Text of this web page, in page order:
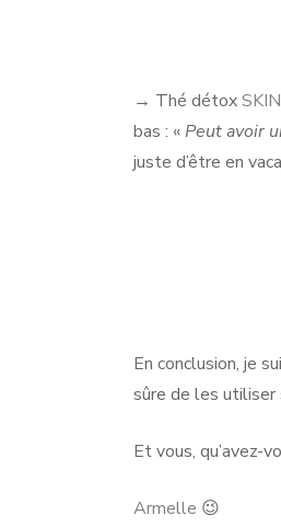
→ Thé détox
bas : « Peut avoir
juste d’être en
En conclusion, je
sûre de les
Et vous, qu’avez-
Armelle 😉